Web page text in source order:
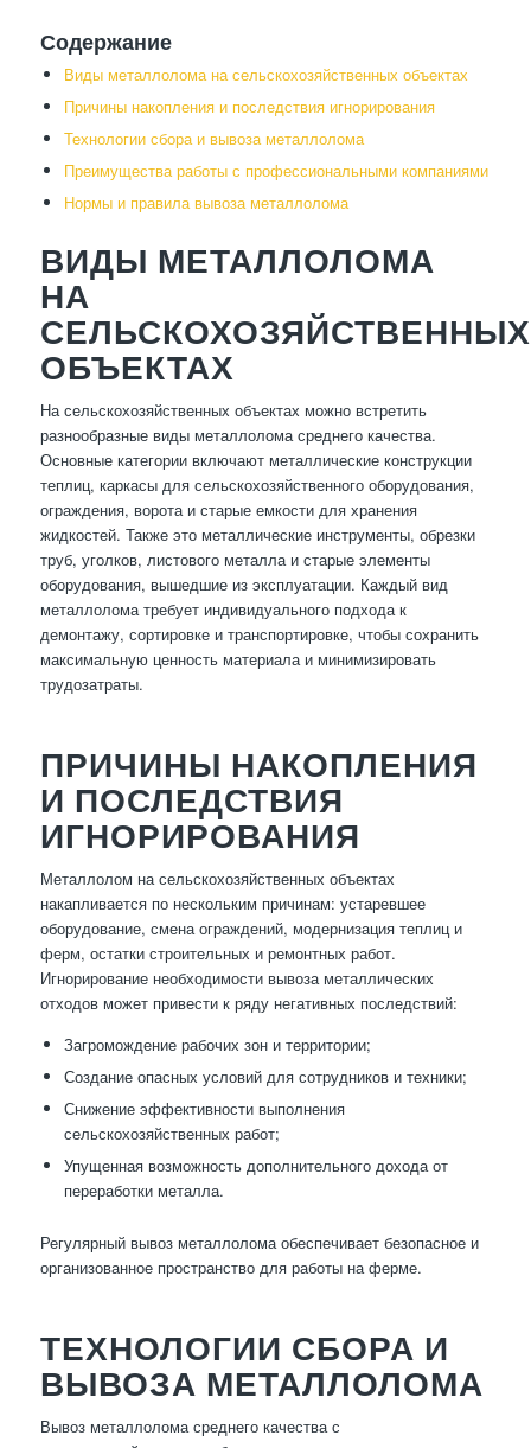
Содержание
Виды металлолома на сельскохозяйственных объектах
Причины накопления и последствия игнорирования
Технологии сбора и вывоза металлолома
Преимущества работы с профессиональными компаниями
Нормы и правила вывоза металлолома
ВИДЫ МЕТАЛЛОЛОМА
НА
СЕЛЬСКОХОЗЯЙСТВЕННЫХ
ОБЪЕКТАХ
На сельскохозяйственных объектах можно встретить
разнообразные виды металлолома среднего качества.
Основные категории включают металлические конструкции
теплиц, каркасы для сельскохозяйственного оборудования,
ограждения, ворота и старые емкости для хранения
жидкостей. Также это металлические инструменты, обрезки
труб, уголков, листового металла и старые элементы
оборудования, вышедшие из эксплуатации. Каждый вид
металлолома требует индивидуального подхода к
демонтажу, сортировке и транспортировке, чтобы сохранить
максимальную ценность материала и минимизировать
трудозатраты.
ПРИЧИНЫ НАКОПЛЕНИЯ
И ПОСЛЕДСТВИЯ
ИГНОРИРОВАНИЯ
Металлолом на сельскохозяйственных объектах
накапливается по нескольким причинам: устаревшее
оборудование, смена ограждений, модернизация теплиц и
ферм, остатки строительных и ремонтных работ.
Игнорирование необходимости вывоза металлических
отходов может привести к ряду негативных последствий:
Загромождение рабочих зон и территории;
Создание опасных условий для сотрудников и техники;
Снижение эффективности выполнения
сельскохозяйственных работ;
Упущенная возможность дополнительного дохода от
переработки металла.
Регулярный вывоз металлолома обеспечивает безопасное и
организованное пространство для работы на ферме.
ТЕХНОЛОГИИ СБОРА И
ВЫВОЗА МЕТАЛЛОЛОМА
Вывоз металлолома среднего качества с